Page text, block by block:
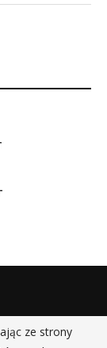
ze strony